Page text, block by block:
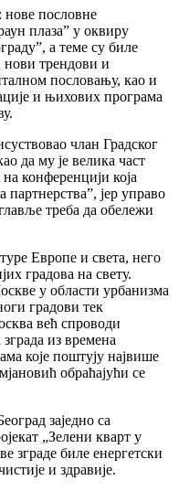
пословне
плаза” у оквиру
а теме су биле
нови трендови и
пословању, као и
и њихових програма
члан Градског
да му је велика част
конференцији која
јер управо
треба да обележи
Европе и света, него
градова на свету.
у области урбанизма
градови тек
већ спроводи
из времена
које поштују највише
обраћајући се
заједно са
„Зелени кварт у
зграде биле енергетски
и здравије.